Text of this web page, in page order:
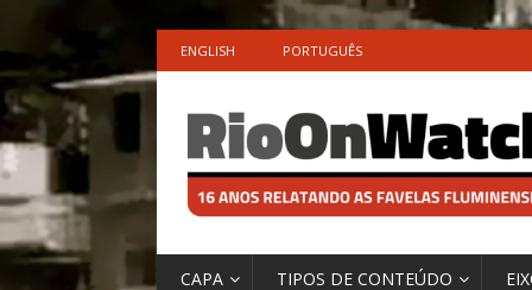
ENGLISH PORTUGUÊS
CAPA TIPOS DE CONTEÚDO